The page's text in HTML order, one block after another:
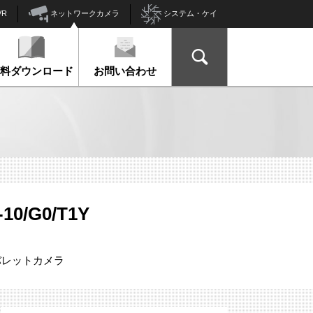
ネットワークカメラ システム・ケイ
ダウンロード お問い合わせ
G0/T1Y
ットカメラ